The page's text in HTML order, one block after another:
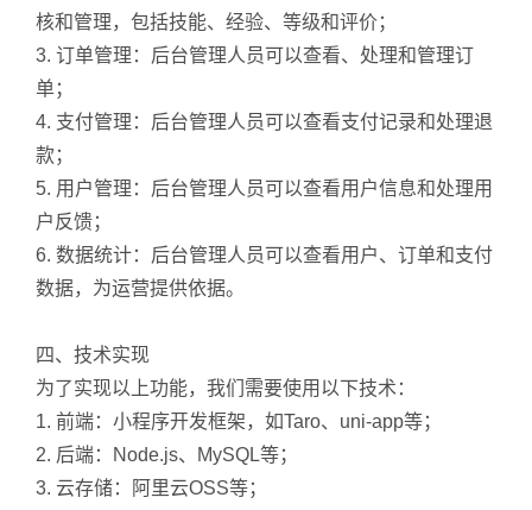
核和管理，包括技能、经验、等级和评价；
3. 订单管理：后台管理人员可以查看、处理和管理订
单；
4. 支付管理：后台管理人员可以查看支付记录和处理退
款；
5. 用户管理：后台管理人员可以查看用户信息和处理用
户反馈；
6. 数据统计：后台管理人员可以查看用户、订单和支付
数据，为运营提供依据。
四、技术实现
为了实现以上功能，我们需要使用以下技术：
1. 前端：小程序开发框架，如Taro、uni-app等；
2. 后端：Node.js、MySQL等；
3. 云存储：阿里云OSS等；